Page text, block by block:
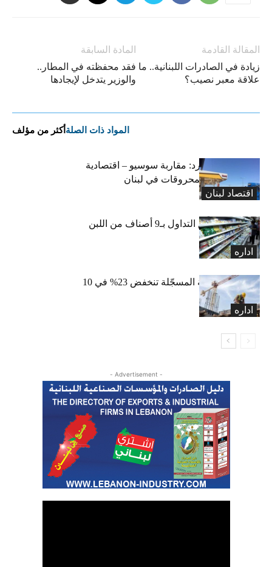
المادة السابقة
فقد محفظته في المطار..
والوزير يتدخل لإيجادها
المقالة القادمة
زيادة في الصادرات اللبنانية.. ما
علاقة معبر نصيب؟
المواد ذات الصلة أكثر من مؤلف
اقتصاد لبنان
التضخم المستورد: مقاربة سوسيو – اقتصادية
لارتفاع أسعار المحروقات في لبنان
اداره
«الاقتصاد» تعلّق التداول بـ9 أصناف من اللبن
واللبنة
اداره
الرخص العقارية المسجّلة تنخفض 23% في 10
أشهر
- Advertisement -